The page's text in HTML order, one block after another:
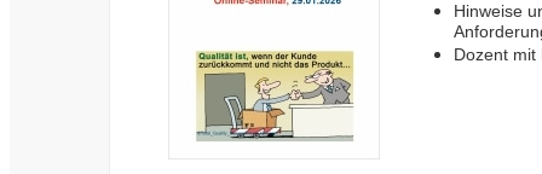
Hinweise
Dozent mit